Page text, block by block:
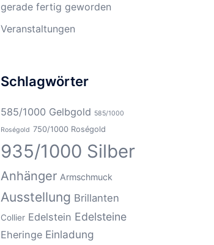
gerade fertig geworden
Veranstaltungen
Schlagwörter
585/1000 Gelbgold 585/1000
Roségold 750/1000 Roségold
935/1000 Silber
Anhänger Armschmuck
Ausstellung Brillanten
Collier Edelstein Edelsteine
Eheringe Einladung